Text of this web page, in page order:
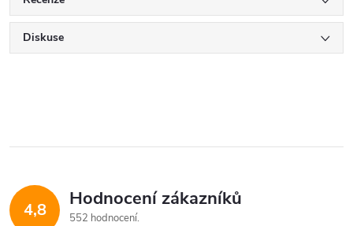
Diskuse
4,8 Hodnocení zákazníků
552 hodnocení